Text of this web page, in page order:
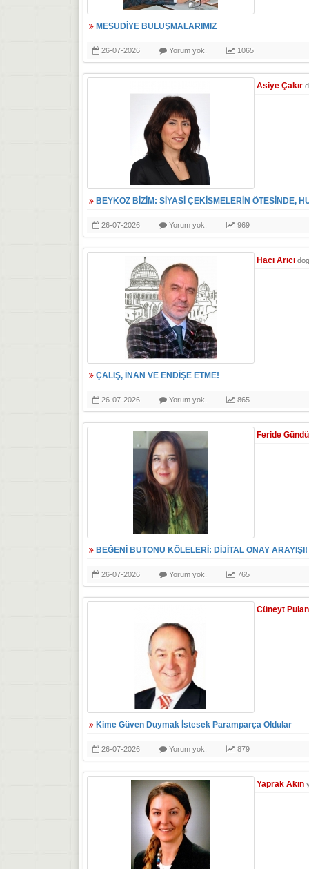
MESUDİYE BULUŞMALARIMIZ
26-07-2026 Yorum yok. 1065
Asiye Çakır
BEYKOZ BİZİM: SİYASİ ÇEKİSMELERİN ÖTESİNDE,
26-07-2026 Yorum yok. 969
Hacı Arıcı
ÇALIŞ, İNAN VE ENDİŞE ETME!
26-07-2026 Yorum yok. 865
Feride
BEĞENİ BUTONU KÖLELERİ: DİJİTAL ONAY ARAYIŞI!
26-07-2026 Yorum yok. 765
Cüneyt
Kime Güven Duymak İstesek Paramparça Oldular
26-07-2026 Yorum yok. 879
Yaprak Akın